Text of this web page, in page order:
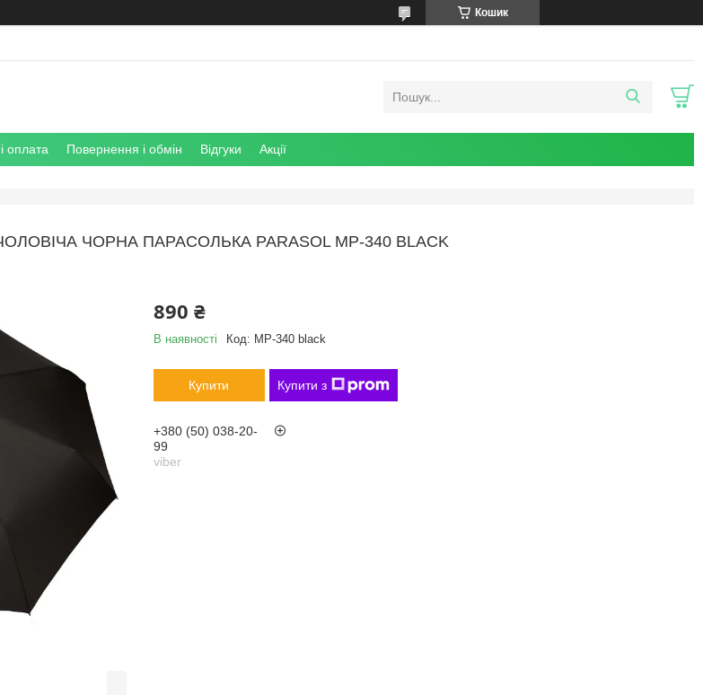
Кошик
оплата Повернення і обмін Відгуки Акції
ЧОРНА ПАРАСОЛЬКА PARASOL MP-340 BLACK
890 ₴
В наявності Код: MP-340 black
Купити Купити з
+380 (50) 038-20-
99
viber